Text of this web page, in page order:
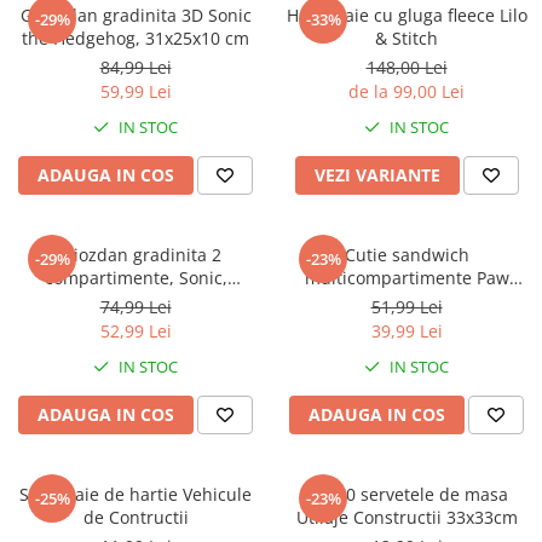
Captain america
Bakugan
Liga Dreptatii
Buzz Lightyear
My Little Pony
Planes
EplusM
Tom & Jerry
Transformers
Top Wings
Incaltaminte baieti
Ghete si cizme baieti
Pantofi baieti
Papuci si slapi baieti
Sandale baieti
Marvel
Monsters Inc.
La casa de papel
Nasa
Kids Euroswan
Rainbow High
Garfield
Nightmare before Christmas
EplusM
Perletti
Arditex
-29%
Ghiozdan gradinita 3D Sonic
the Hedgehog, 31x25x10 cm
84,99 Lei
59,99 Lei
IN STOC
ADAUGA IN COS
-33%
Halat baie cu gluga fleece Lilo
& Stitch
148,00 Lei
de la 99,00 Lei
IN STOC
VEZI VARIANTE
-29%Ghiozdan gradinita 2
compartimente, Sonic,
30x25x12 cm
74,99 Lei
52,99 Lei
IN STOC
ADAUGA IN COS
-23%Cutie sandwich
multicompartimente Paw
Patrol Superpowers
51,99 Lei
39,99 Lei
IN STOC
ADAUGA IN COS
-25%
Set 4 paie de hartie Vehicule
de Contructii
-23%
Set 20 servetele de masa
Utilaje Constructii 33x33cm